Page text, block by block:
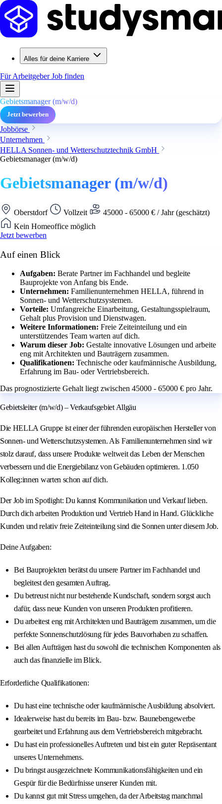
Alles für deine Karriere
Für ArbeitgeberJob finden
Gebietsmanager (m/w/d)
Jetzt bewerben
Jobbörse
Unternehmen
HELLA Sonnen- und Wetterschutztechnik GmbH
Gebietsmanager (m/w/d)
Gebietsmanager (m/w/d)
Oberstdorf Vollzeit
45000 - 65000 € / Jahr (geschätzt)
Kein Homeoffice möglich
Jetzt bewerben
Auf einen Blick
Aufgaben: Berate Partner im Fachhandel und begleite
Bauprojekte von Anfang bis Ende.
Unternehmen: Familienunternehmen HELLA, führend in
Sonnen- und Wetterschutzsystemen.
Vorteile: Umfangreiche Einarbeitung, Gestaltungsspielraum,
Gehalt plus Provision und Dienstwagen.
Weitere Informationen: Freie Zeiteinteilung und ein
unterstützendes Team warten auf dich.
Warum dieser Job: Gestalte innovative Lösungen und arbeite
eng mit Architekten und Bauträgern zusammen.
Qualifikationen: Technische oder kaufmännische Ausbildung,
Erfahrung im Bau- oder Vertriebsbereich.
Das prognostizierte Gehalt liegt zwischen 45000 - 65000 € pro Jahr.
Gebietsleiter (m/w/d) – Verkaufsgebiet Allgäu
Die HELLA Gruppe ist einer der führenden europäischen Hersteller von
Sonnen- und Wetterschutzsystemen. Als Familienunternehmen sind wir
stolz darauf, dass unsere Produkte weltweit das Leben der Menschen
verbessern und die Energiebilanz von Gebäuden optimieren. 1.050
Kolleg:innen warten schon auf dich.
Der Job im Spotlight: Du kannst Kommunikation und Verkauf lieben.
Durch dich arbeiten Produktion und Vertrieb Hand in Hand. Glückliche
Kunden und relativ freie Zeiteinteilung sind die Sonnen unter diesem Job.
Deine Aufgaben:
Bei Bauprojekten berätst du unsere Partner im Fachhandel und
begleitest den gesamten Auftrag.
Du betreust nicht nur bestehende Kundschaft, sondern sorgst auch
dafür, dass neue Kunden von unseren Produkten profitieren.
Du arbeitest eng mit Architekten und Bauträgern zusammen, um die
perfekte Sonnenschutzlösung für jedes Bauvorhaben zu schaffen.
Bei allen Aufträgen hast du sowohl die technischen Komponenten als
auch das finanzielle im Blick.
Erforderliche Qualifikationen:
Du hast eine technische oder kaufmännische Ausbildung absolviert.
Idealerweise hast du bereits im Bau- bzw. Baunebengewerbe
gearbeitet und Erfahrung aus dem Vertriebsbereich mitgebracht.
Du hast ein professionelles Auftreten und bist ein guter Repräsentant
unseres Unternehmens.
Du bringst ausgezeichnete Kommunikationsfähigkeiten und ein
Gespür für die Bedürfnisse unserer Kunden mit.
Du kannst gut mit Stress umgehen, da der Arbeitstag manchmal